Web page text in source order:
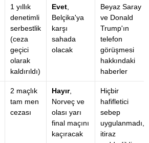
1 yıllık
denetimli
serbestlik
(ceza
geçici
olarak
kaldırıldı)
Evet,
Belçika'ya
karşı
sahada
olacak
Beyaz Saray
ve Donald
Trump'ın
telefon
görüşmesi
hakkındaki
haberler
2 maçlık
tam men
cezası
Hayır,
Norveç ve
olası yarı
final maçını
kaçıracak
Hiçbir
hafifletici
sebep
uygulanmadı,
itiraz